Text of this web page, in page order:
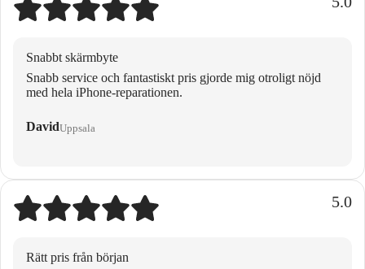
Snabbt skärmbyte
Snabb service och fantastiskt pris gjorde mig otroligt nöjd
med hela iPhone-reparationen.
DavidUppsala
5.0
Rätt pris från början